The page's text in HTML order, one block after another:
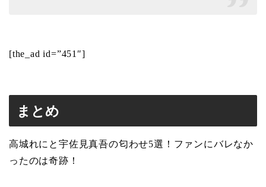
[the_ad id=”451″]
まとめ
高城れにと宇佐見真吾の匂わせ5選！ファンにバレなか
ったのは奇跡！